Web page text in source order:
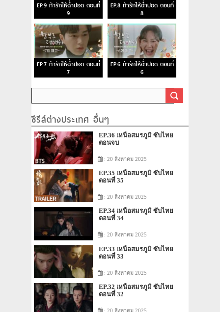
EP.9 ท้ารักให้ฉ่ำปอด ตอนที่
9
EP.8 ท้ารักให้ฉ่ำปอด ตอนที่
8
EP.7 ท้ารักให้ฉ่ำปอด ตอนที่
7
EP.6 ท้ารักให้ฉ่ำปอด ตอนที่
6
ซีรีส์ต่างประเทศ อื่นๆ
EP.36 เหนือสมรภูมิ ซับไทย
ตอนจบ
: 20 สิงหาคม 2025
EP.35 เหนือสมรภูมิ ซับไทย
ตอนที่ 35
: 20 สิงหาคม 2025
EP.34 เหนือสมรภูมิ ซับไทย
ตอนที่ 34
: 20 สิงหาคม 2025
EP.33 เหนือสมรภูมิ ซับไทย
ตอนที่ 33
: 20 สิงหาคม 2025
EP.32 เหนือสมรภูมิ ซับไทย
ตอนที่ 32
: 20 สิงหาคม 2025